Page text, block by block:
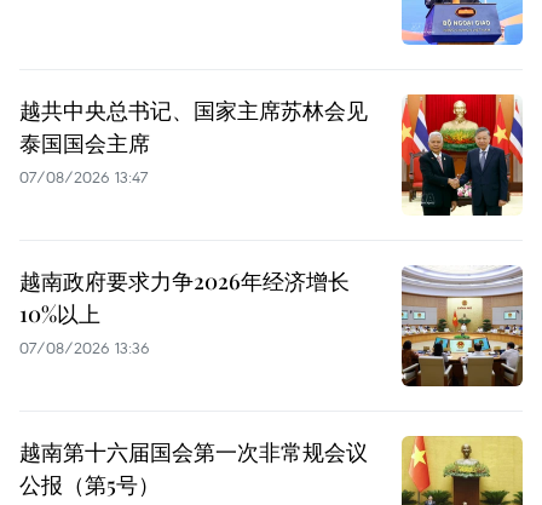
越共中央总书记、国家主席苏林会见
泰国国会主席
07/08/2026 13:47
越南政府要求力争2026年经济增长
10%以上
07/08/2026 13:36
越南第十六届国会第一次非常规会议
公报（第5号）